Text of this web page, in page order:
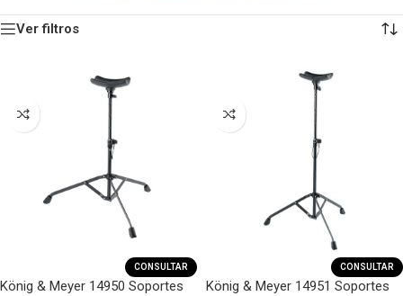
Ver filtros
CONSULTAR
König & Meyer 14950 Soportes
CONSULTAR
König & Meyer 14951 Soportes